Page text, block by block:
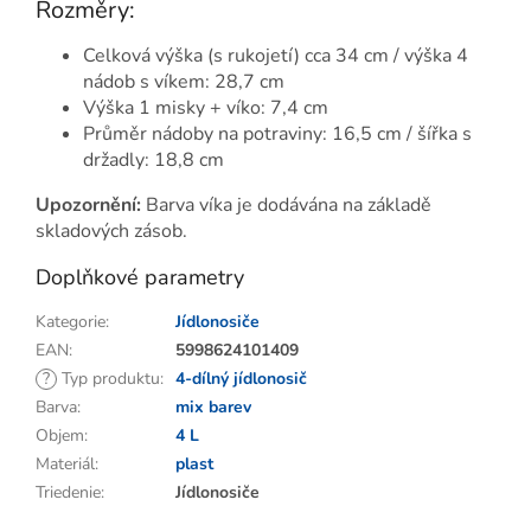
Rozměry:
Celková výška (s rukojetí) cca 34 cm / výška 4
nádob s víkem: 28,7 cm
Výška 1 misky + víko: 7,4 cm
Průměr nádoby na potraviny: 16,5 cm / šířka s
držadly: 18,8 cm
Upozornění: Barva víka je dodávána na základě
skladových zásob.
Doplňkové parametry
Kategorie:
Jídlonosiče
EAN:
5998624101409
? Typ produktu: 4-dílný jídlonosič
Barva:
mix barev
Objem:
4 L
Materiál:
plast
Triedenie: Jídlonosiče